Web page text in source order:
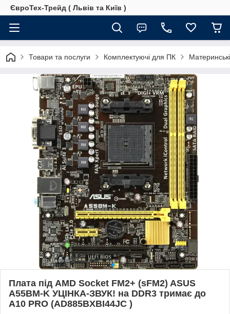
ЄвроТех-Трейд ( Львів та Київ )
Товари та послуги Комплектуючі для ПК
Плата під AMD Socket FM2+ (sFM2) ASUS
A55BM-K УЦІНКА-ЗВУК! на DDR3 тримає до
A10 PRO (AD885BXBI44JC )